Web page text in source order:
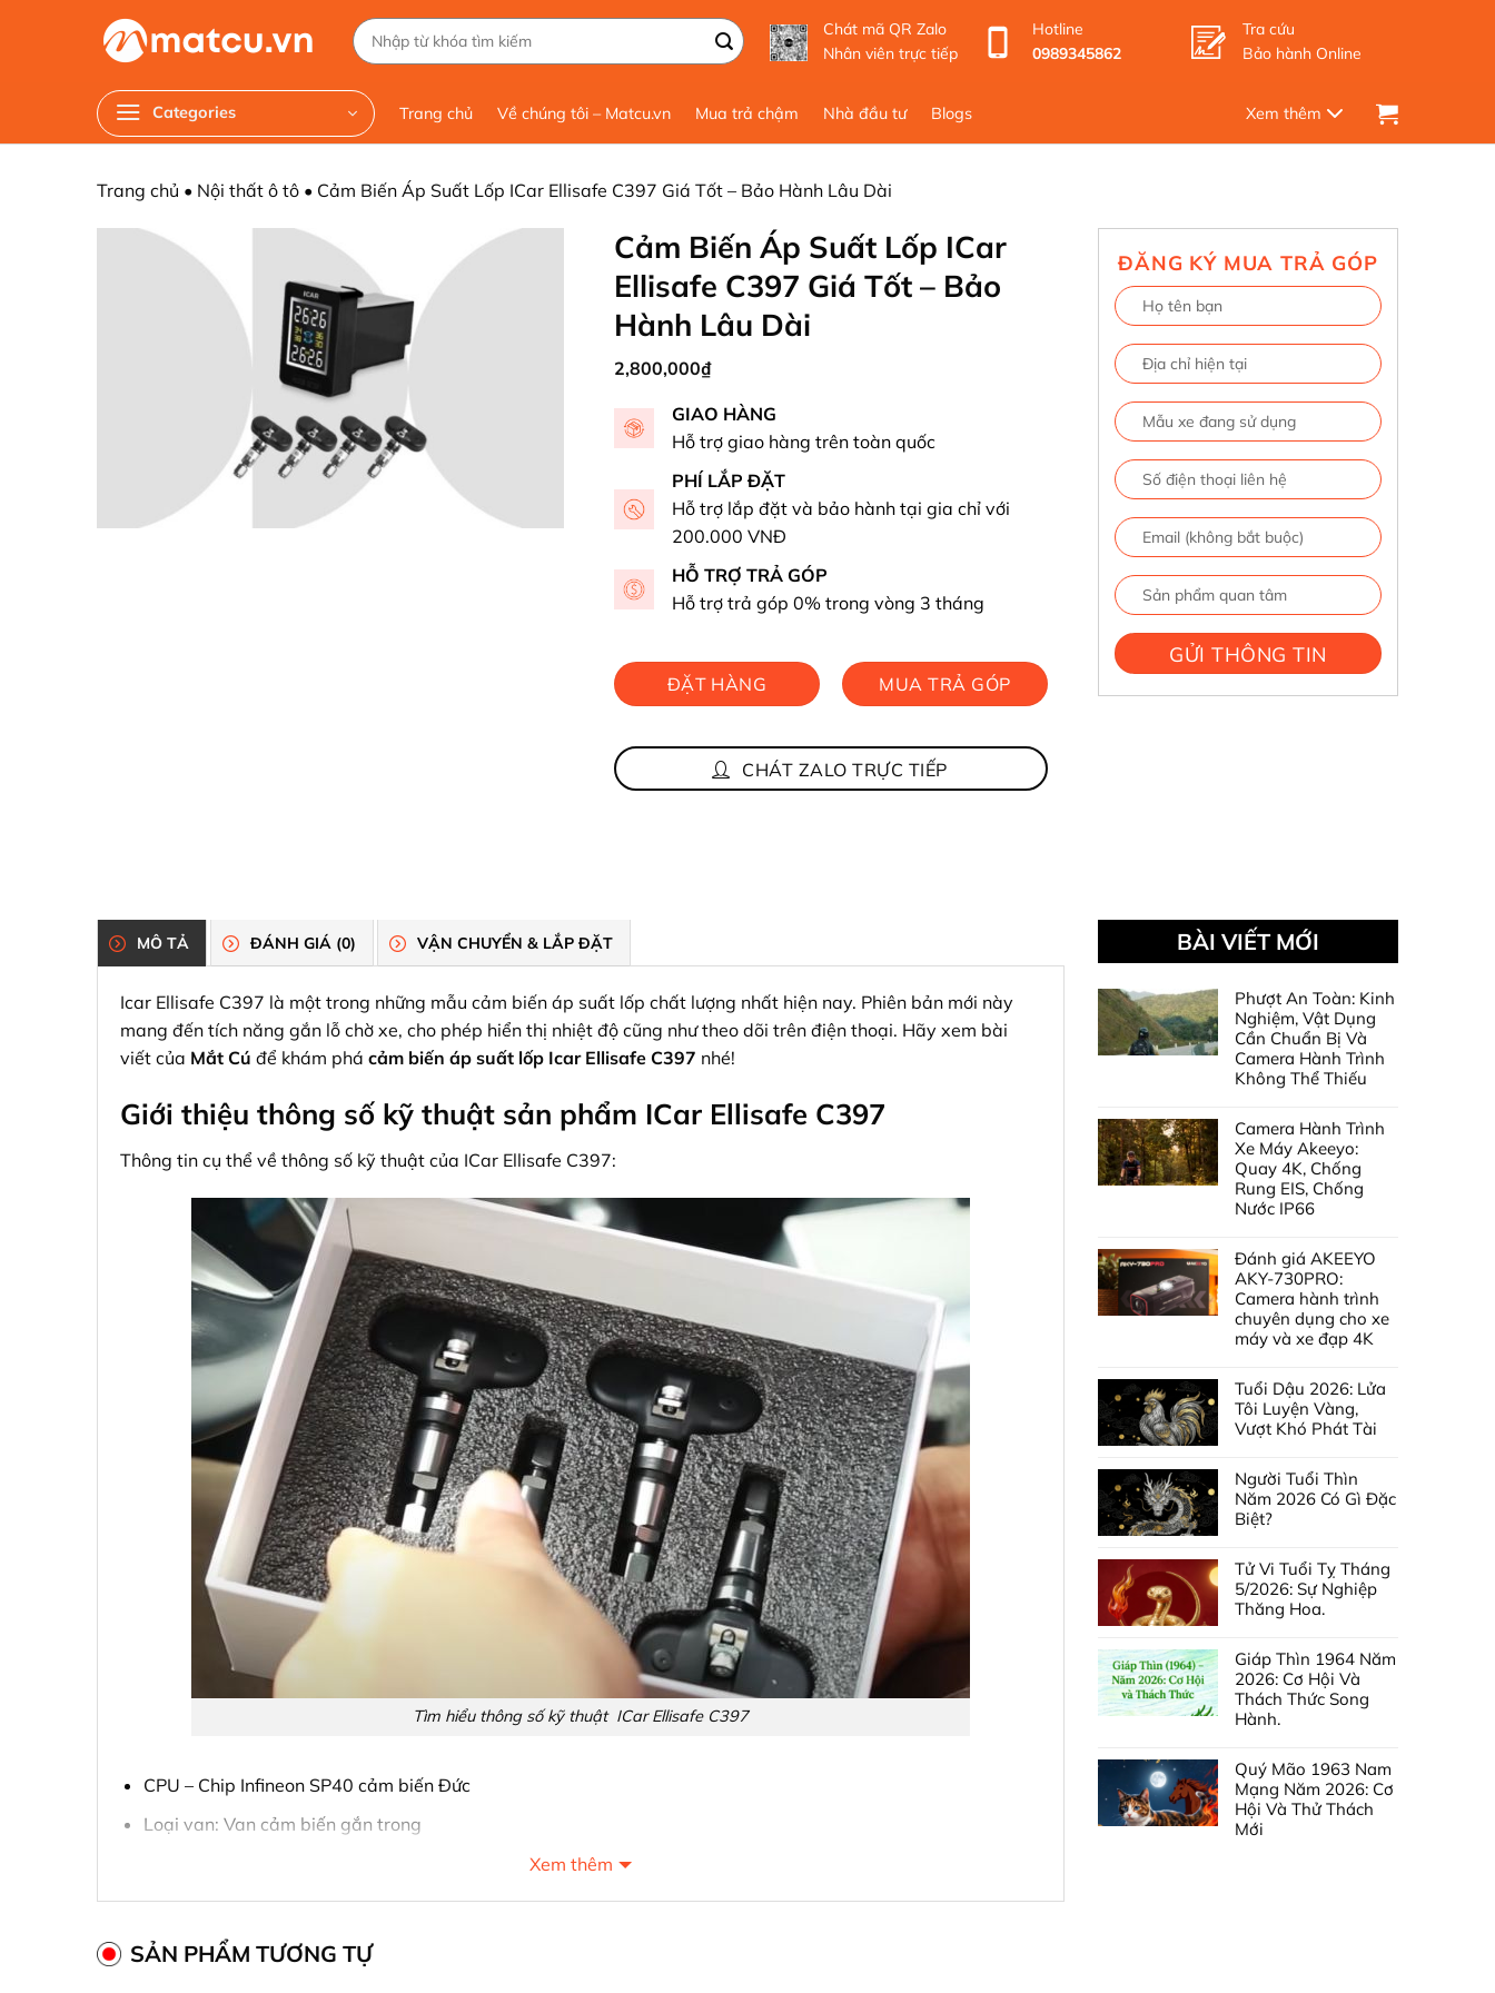
Tìm
kiếm:
Chát mã QR Zalo
Nhân viên trực tiếp
Hotline
0989345862
Tra cứu
Bảo hành Online
Categories Trang chủ Về chúng tôi – Matcu.vn Mua trả chậm Nhà đầu tư Blogs
Trang chủ • Nội thất ô tô • Cảm Biến Áp Suất Lốp ICar Ellisafe C397 Giá Tốt – Bảo Hành Lâu Dài
Cảm Biến Áp Suất Lốp ICar
Ellisafe C397 Giá Tốt – Bảo
Hành Lâu Dài
2,800,000₫
GIAO HÀNG
Hỗ trợ giao hàng trên toàn quốc
PHÍ LẮP ĐẶT
Hỗ trợ lắp đặt và bảo hành tại gia chỉ với
200.000 VNĐ
HỖ TRỢ TRẢ GÓP
Hỗ trợ trả góp 0% trong vòng 3 tháng
ĐẶT HÀNG
MUA TRẢ GÓP
CHÁT ZALO TRỰC TIẾP
ĐĂNG KÝ MUA TRẢ GÓP
MÔ TẢ ĐÁNH GIÁ (0) VẬN CHUYỂN & LẮP ĐẶT
Icar Ellisafe C397 là một trong những mẫu cảm biến áp suất lốp chất lượng nhất hiện nay. Phiên bản mới này
mang đến tích năng gắn lỗ chờ xe, cho phép hiển thị nhiệt độ cũng như theo dõi trên điện thoại. Hãy xem bài
viết của Mắt Cú để khám phá cảm biến áp suất lốp Icar Ellisafe C397 nhé!
Giới thiệu thông số kỹ thuật sản phẩm ICar Ellisafe C397
Thông tin cụ thể về thông số kỹ thuật của ICar Ellisafe C397:
Tìm hiểu thông số kỹ thuật ICar Ellisafe C397
CPU – Chip Infineon SP40 cảm biến Đức
Loại van: Van cảm biến gắn trong
Dung sai áp suất: ±1.5 Psi (0.1 Bar)
Dung sai nhiệt độ: ±3 độ C
Xem thêm
SẢN PHẨM TƯƠNG TỰ
BÀI VIẾT MỚI
Phượt An Toàn: Kinh
Nghiệm, Vật Dụng
Cần Chuẩn Bị Và
Camera Hành Trình
Không Thể Thiếu
Camera Hành Trình
Xe Máy Akeeyo:
Quay 4K, Chống
Rung EIS, Chống
Nước IP66
Đánh giá AKEEYO
AKY-730PRO:
Camera hành trình
chuyên dụng cho xe
máy và xe đạp 4K
Tuổi Dậu 2026: Lửa
Tôi Luyện Vàng,
Vượt Khó Phát Tài
Người Tuổi Thìn
Năm 2026 Có Gì Đặc
Biệt?
Tử Vi Tuổi Tỵ Tháng
5/2026: Sự Nghiệp
Thăng Hoa.
Giáp Thìn 1964 Năm
2026: Cơ Hội Và
Thách Thức Song
Hành.
Quý Mão 1963 Nam
Mạng Năm 2026: Cơ
Hội Và Thử Thách
Mới